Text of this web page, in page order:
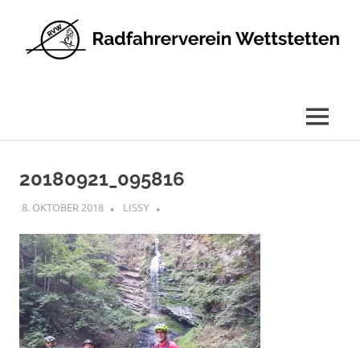
springen
MENÜ
20180921_095816
8. OKTOBER 2018 LISSY